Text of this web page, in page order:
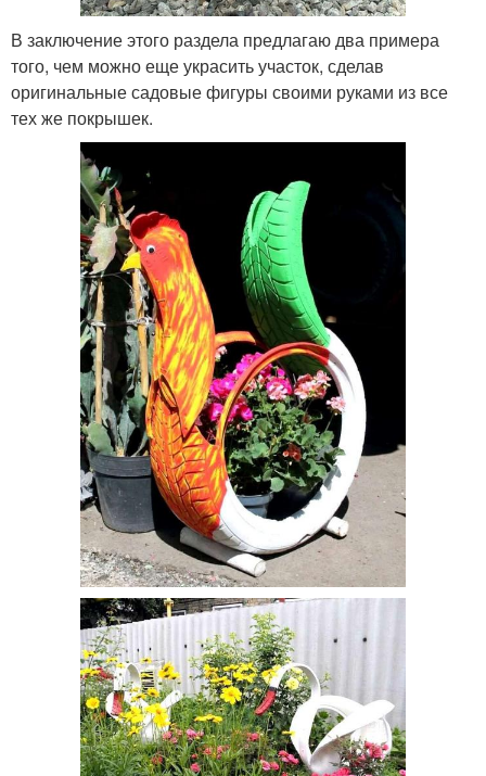
В заключение этого раздела предлагаю два примера
того, чем можно еще украсить участок, сделав
оригинальные садовые фигуры своими руками из все
тех же покрышек.